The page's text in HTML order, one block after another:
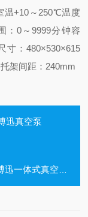
温+10～250℃温度
：0～9999分钟容
寸：480×530×615
托架间距：240mm
迅真空泵
体式真空干燥箱